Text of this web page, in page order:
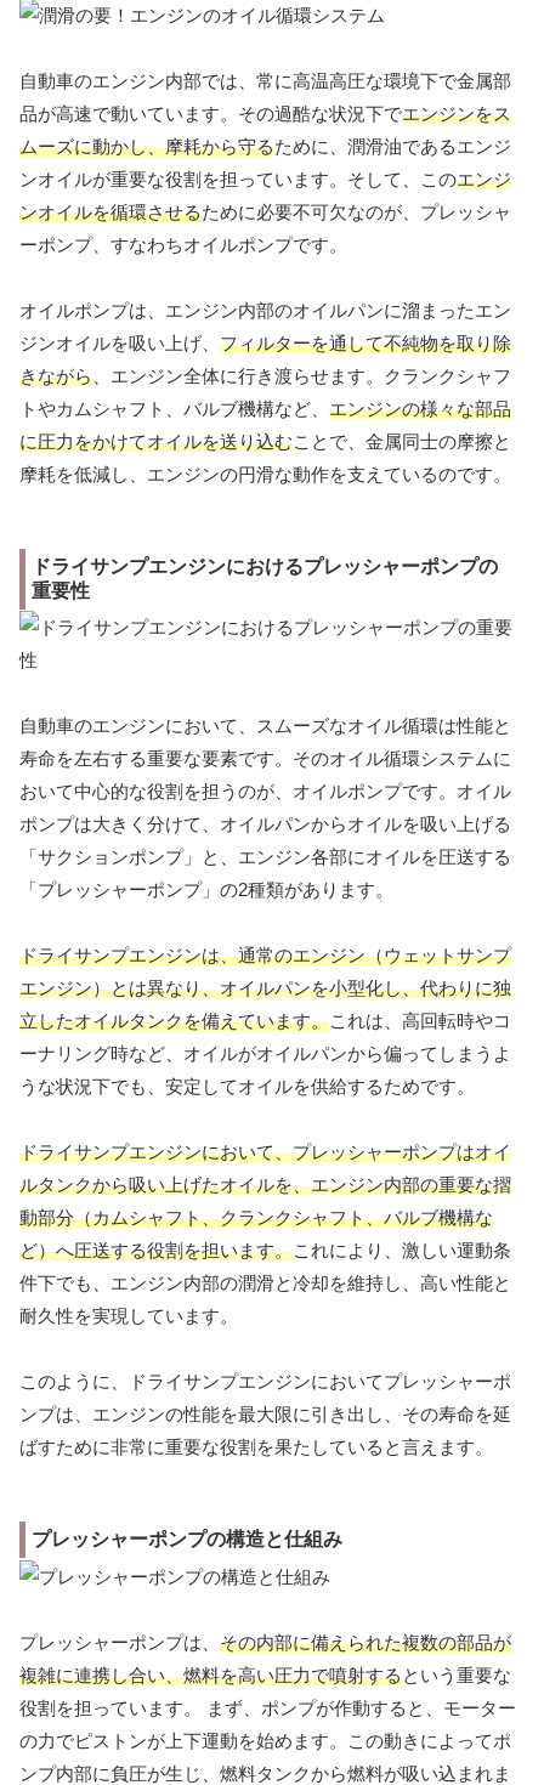
自動車のエンジン内部では、常に高温高圧な環境下で金属部
品が高速で動いています。その過酷な状況下でエンジンをス
ムーズに動かし、摩耗から守るために、潤滑油であるエンジ
ンオイルが重要な役割を担っています。そして、このエンジ
ンオイルを循環させるために必要不可欠なのが、プレッシャ
ーポンプ、すなわちオイルポンプです。
オイルポンプは、エンジン内部のオイルパンに溜まったエン
ジンオイルを吸い上げ、 フィルターを通して不純物を取り除
きながら 、エンジン全体に行き渡らせます。クランクシャフ
トやカムシャフト、バルブ機構など、 エンジンの様々な部品
に圧力をかけてオイルを送り込むことで、金属同士の摩擦と
摩耗を低減し、エンジンの円滑な動作を支えているのです。
ドライサンプエンジンにおけるプレッシャーポンプの
重要性
自動車のエンジンにおいて、スムーズなオイル循環は性能と
寿命を左右する重要な要素です。そのオイル循環システムに
おいて中心的な役割を担うのが、オイルポンプです。オイル
ポンプは大きく分けて、オイルパンからオイルを吸い上げる
「サクションポンプ」と、エンジン各部にオイルを圧送する
「プレッシャーポンプ」の2種類があります。
ドライサンプエンジンは、通常のエンジン（ウェットサンプ
エンジン）とは異なり、オイルパンを小型化し、代わりに独
立したオイルタンクを備えています。これは、高回転時やコ
ーナリング時など、オイルがオイルパンから偏ってしまうよ
うな状況下でも、安定してオイルを供給するためです。
ドライサンプエンジンにおいて、プレッシャーポンプはオイ
ルタンクから吸い上げたオイルを、エンジン内部の重要な摺
動部分（カムシャフト、クランクシャフト、バルブ機構な
ど）へ圧送する役割を担います。これにより、激しい運動条
件下でも、エンジン内部の潤滑と冷却を維持し、高い性能と
耐久性を実現しています。
このように、ドライサンプエンジンにおいてプレッシャーポ
ンプは、エンジンの性能を最大限に引き出し、その寿命を延
ばすために非常に重要な役割を果たしていると言えます。
プレッシャーポンプの構造と仕組み
プレッシャーポンプは、 その内部に備えられた複数の部品が
複雑に連携し合い、燃料を高い圧力で噴射するという重要な
役割を担っています。 まず、ポンプが作動すると、モーター
の力でピストンが上下運動を始めます。この動きによってポ
ンプ内部に負圧が生じ、燃料タンクから燃料が吸い込まれま